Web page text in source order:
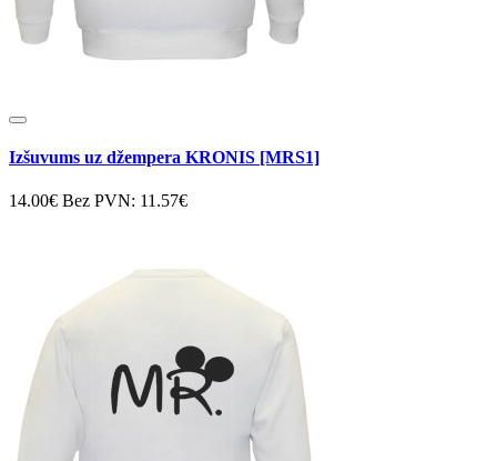
Izšuvums uz džempera KRONIS [MRS1]
14.00€ Bez PVN: 11.57€